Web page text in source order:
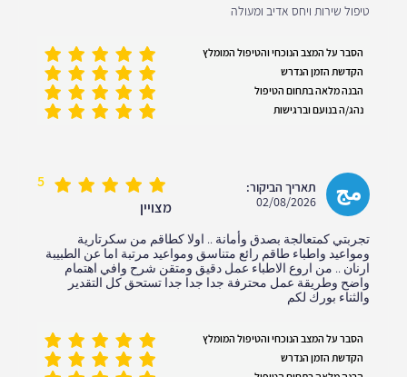
טיפול שירות ויחס אדיב ומעולה
הסבר על המצב הנוכחי והטיפול המומלץ
הקדשת הזמן הנדרש
הבנה מלאה בתחום הטיפול
נהג/ה בנועם וברגישות
مج
תאריך הביקור:
02/08/2026
5
מצויין
تجربتي كمتعالجة بصدق وأمانة .. اولا كطاقم من سكرتارية
ومواعيد واطباء طاقم رائع متناسق ومواعيد مرتبة اما عن الطبيبة
ارنان .. من اروع الاطباء عمل دقيق ومتقن شرح وافي اهتمام
واضح وطريقة عمل محترفة جدا جدا جدا تستحق كل التقدير
والثناء بورك لكم
הסבר על המצב הנוכחי והטיפול המומלץ
הקדשת הזמן הנדרש